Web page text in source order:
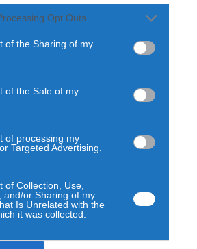
Opt Outs
of the Sharing of my
of the Sale of my
of processing my
Targeted Advertising.
of Collection, Use,
and/or Sharing of my
Is Unrelated with the
it was collected.
Dr. José Fernando Nunes Barata,
de apoio às iniciativas sociais
apoio foi realizada pelo presidente
numa cerimónia que contou
Alexandra Tomé, e de Ana Morais.
divulgada, desde 2024 que as
concelho têm vindo a contribuir
a atividade da Fundação, num
essencial para garantir a
dos programas de apoio à